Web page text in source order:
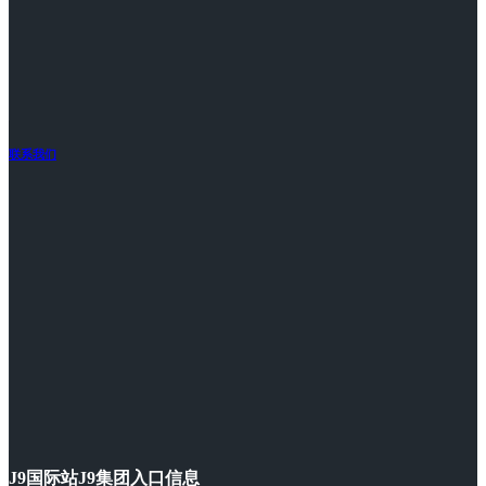
联系我们
J9国际站J9集团入口信息